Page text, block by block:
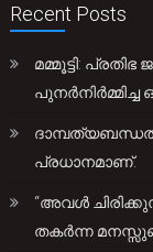
Recent Posts
മമ്മൂട്ടി:
പുനർനിർമ്മിച്ച
പ്രധാനമാണ്.
“അവൾ
തകർന്ന